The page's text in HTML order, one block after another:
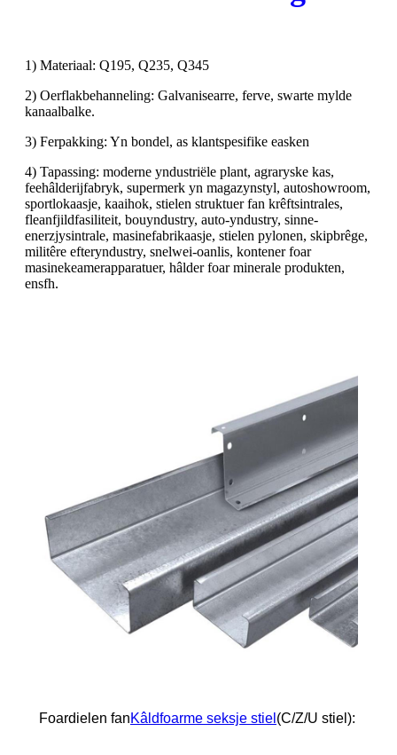
1) Materiaal: Q195, Q235, Q345
2) Oerflakbehanneling: Galvanisearre, ferve, swarte mylde
kanaalbalke.
3) Ferpakking: Yn bondel, as klantspesifike easken
4) Tapassing: moderne yndustriële plant, agraryske kas,
feehâlderijfabryk, supermerk yn magazynstyl, autoshowroom,
sportlokaasje, kaaihok, stielen struktuer fan krêftsintrales,
fleanfjildfasiliteit, bouyndustry, auto-yndustry, sinne-
enerzjysintrale, masinefabrikaasje, stielen pylonen, skipbrêge,
militêre efteryndustry, snelwei-oanlis, kontener foar
masinekeamerapparatuer, hâlder foar minerale produkten,
ensfh.
Foardielen fanKâldfoarme seksje stiel (C/Z/U stiel):